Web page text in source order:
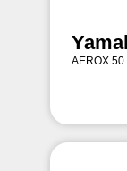
AEROX 50